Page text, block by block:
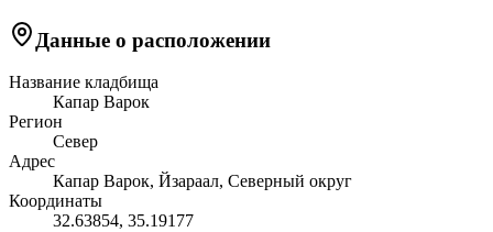
Данные о расположении
Название кладбища
Капар Варок
Регион
Север
Адрес
Капар Варок, Йзараал, Северный округ
Координаты
32.63854, 35.19177